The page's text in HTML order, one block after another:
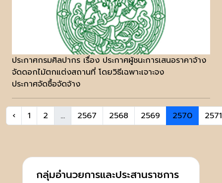
ประกาศกรมศิลปากร เรื่อง ประกาศผู้ชนะการเสนอราคาจ้าง
จัดดอกไม้ตกแต่งสถานที่ โดยวิธีเฉพาะเจาะจง
ประกาศจัดซื้อจัดจ้าง
‹ 1 2 ... 2567 2568 2569 2570 2571
กลุ่มอำนวยการและประสานราชการ